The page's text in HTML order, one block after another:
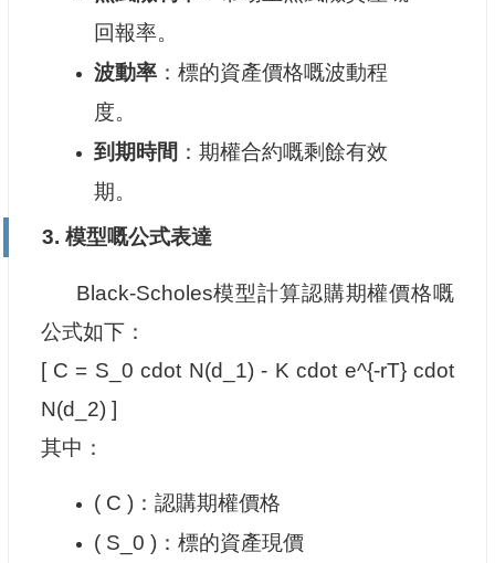
回報率。
波動率：標的資產價格嘅波動程
度。
到期時間 ：期權合約嘅剩餘有效
期。
3. 模型嘅公式表達
Black-Scholes模型計算認購期權價格嘅
公式如下：
[ C = S_0 cdot N(d_1) - K cdot e^{-rT} cdot
N(d_2) ]
其中：
( C )：認購期權價格
( S_0 )：標的資產現價